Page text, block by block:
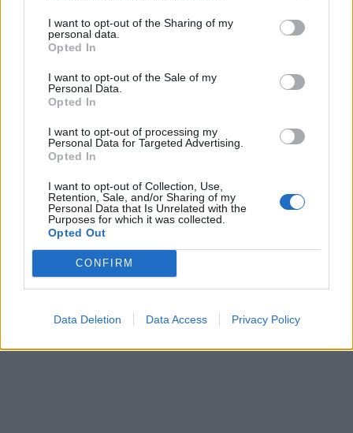
I want to opt-out of the Sharing of my
personal data.
Opted In
I want to opt-out of the Sale of my
Personal Data.
Opted In
I want to opt-out of processing my
Personal Data for Targeted Advertising.
Opted In
I want to opt-out of Collection, Use,
Retention, Sale, and/or Sharing of my
Personal Data that Is Unrelated with the
Purposes for which it was collected.
Opted Out
CONFIRM
Data Deletion Data Access Privacy Policy